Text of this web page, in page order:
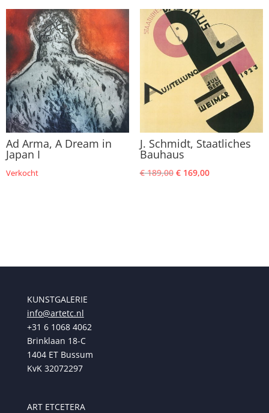
€ 159,00.€ 129,00.
Ad Arma, A Dream in
Japan I
Verkocht
J. Schmidt, Staatliches
Bauhaus
€189,00 Oorspronkelijke
€169,00Huidige
KUNSTGALERIE
info@artetc.nl
+31 6 1068 4062
Brinklaan 18-C
1404 ET Bussum
KvK 32072297
ART ETCETERA